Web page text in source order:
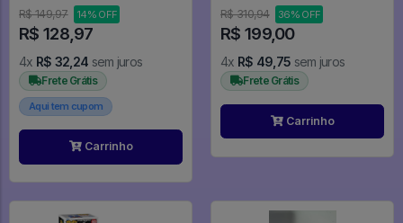
R$ 149,97 14% OFF
R$ 128,97
4x R$ 32,24 sem juros
Frete Grátis
Aqui tem cupom
Carrinho
R$ 310,94
36% OFF
R$ 199,00
4x R$ 49,75 sem juros
Frete Grátis
Carrinho